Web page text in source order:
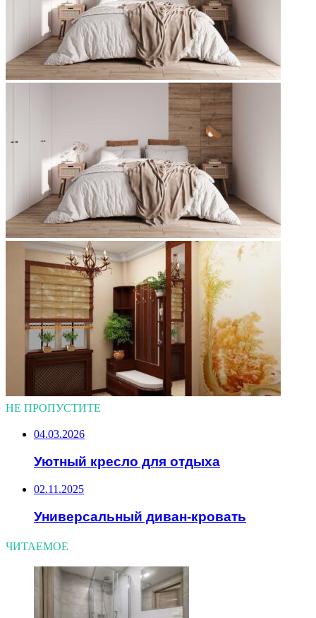
НЕ ПРОПУСТИТЕ
04.03.2026
Уютный кресло для отдыха
02.11.2025
Универсальный диван-кровать
ЧИТАЕМОЕ